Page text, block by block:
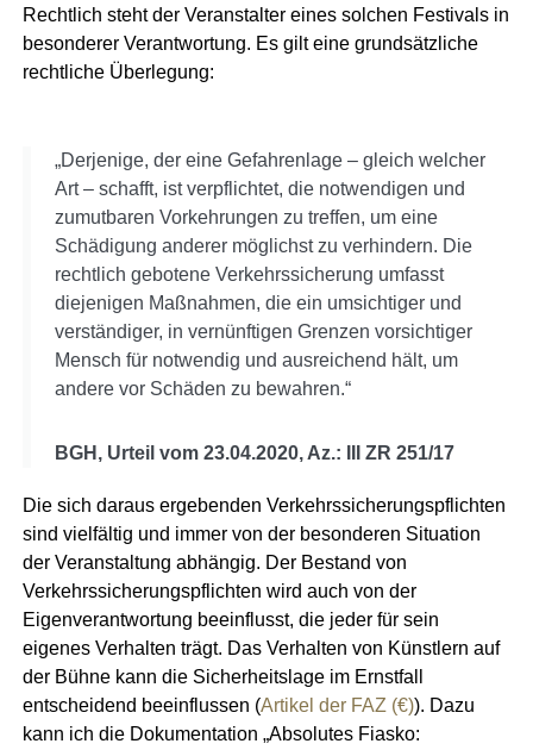
Rechtlich steht der Veranstalter eines solchen Festivals in
besonderer Verantwortung. Es gilt eine grundsätzliche
rechtliche Überlegung:
„Derjenige, der eine Gefahrenlage – gleich welcher
Art – schafft, ist verpflichtet, die notwendigen und
zumutbaren Vorkehrungen zu treffen, um eine
Schädigung anderer möglichst zu verhindern. Die
rechtlich gebotene Verkehrssicherung umfasst
diejenigen Maßnahmen, die ein umsichtiger und
verständiger, in vernünftigen Grenzen vorsichtiger
Mensch für notwendig und ausreichend hält, um
andere vor Schäden zu bewahren.“
BGH, Urteil vom 23.04.2020, Az.: III ZR 251/17
Die sich daraus ergebenden Verkehrssicherungspflichten
sind vielfältig und immer von der besonderen Situation
der Veranstaltung abhängig. Der Bestand von
Verkehrssicherungspflichten wird auch von der
Eigenverantwortung beeinflusst, die jeder für sein
eigenes Verhalten trägt. Das Verhalten von Künstlern auf
der Bühne kann die Sicherheitslage im Ernstfall
entscheidend beeinflussen (Artikel der FAZ (€)). Dazu
kann ich die Dokumentation „Absolutes Fiasko: